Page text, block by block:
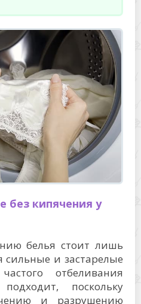
без кипячения у
белья стоит лишь
сильные и застарелые
отбеливания
поскольку
и разрушению